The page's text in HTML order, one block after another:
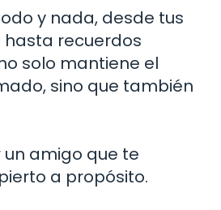
y nada, desde tus
hasta recuerdos
solo mantiene el
sino que también
un amigo que te
a propósito.